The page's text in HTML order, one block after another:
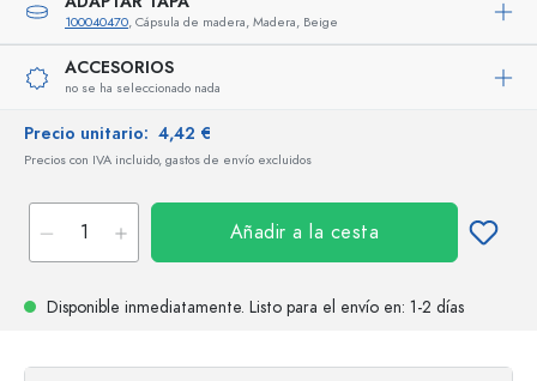
100040470, Cápsula de madera, Madera, Beige
ACCESORIOS
no se ha seleccionado nada
Precio unitario: 4,42 €
Precios con IVA incluido, gastos de envío excluidos
Añadir a la cesta
Disponible inmediatamente. Listo para el envío en: 1-2 días